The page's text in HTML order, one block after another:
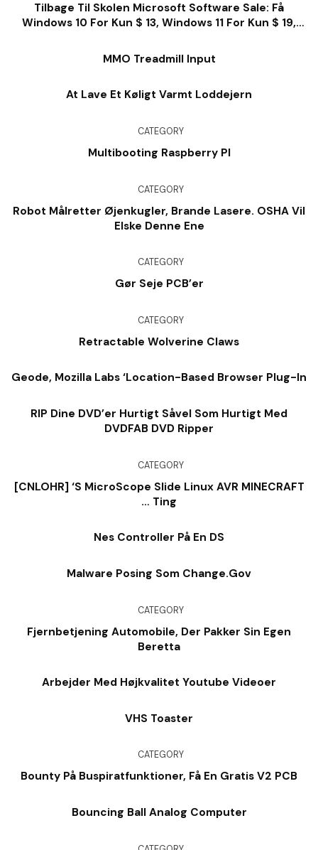
Tilbage Til Skolen Microsoft Software Sale: Få
Windows 10 For Kun $ 13, Windows 11 For Kun $ 19,
MMO Treadmill Input
At Lave Et Køligt Varmt Loddejern
CATEGORY
Multibooting Raspberry PI
CATEGORY
Robot Målretter Øjenkugler, Brande Lasere. OSHA Vil
Elske Denne Ene
CATEGORY
Gør Seje PCB’er
CATEGORY
Retractable Wolverine Claws
Geode, Mozilla Labs ‘Location-Based Browser Plug-In
RIP Dine DVD’er Hurtigt Såvel Som Hurtigt Med
DVDFAB DVD Ripper
CATEGORY
[CNLOHR] ‘s MicroScope Slide Linux AVR MINECRAFT
… Ting
Nes Controller På En DS
Malware Posing Som Change.Gov
CATEGORY
Fjernbetjening Automobile, Der Pakker Sin Egen
Beretta
Arbejder Med Højkvalitet Youtube Videoer
VHS Toaster
CATEGORY
Bounty På Buspiratfunktioner, Få En Gratis V2 PCB
Bouncing Ball Analog Computer